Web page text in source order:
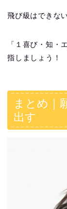
飛び級はできな
「１喜び・知・
指しましょう！
まとめ｜
出す